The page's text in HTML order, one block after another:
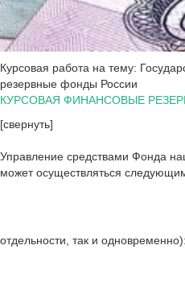
Курсовая работа на тему:
резервные фонды России
КУРСОВАЯ ФИНАНСОВЫЕ
[свернуть]
Управление средствами Фонда
может осуществляться
отдельности, так и одновременно):